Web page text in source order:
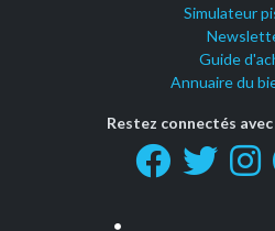
Simulateur
Guide
Annuaire du
Restez connectés